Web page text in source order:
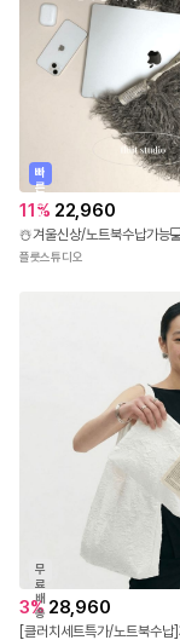
빠
른
출
발
11% 22,960
플룻스튜디오
무
료
배
송
3% 28,960